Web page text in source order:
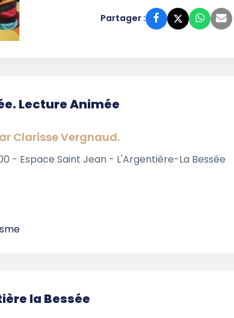
Partager :
Lecture Animée
Clarisse Vergnaud.
- Espace Saint Jean - L'Argentière-La Bessée
la Bessée